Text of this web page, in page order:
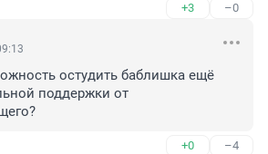
+3 –0
остудить баблишка ещё
поддержки от
+0 –4